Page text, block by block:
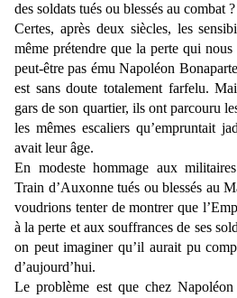
des soldats tués ou blessés au combat
Certes, après deux siècles, les
même prétendre que la perte qui nous
peut-être pas ému Napoléon
est sans doute totalement farfelu.
gars de son quartier, ils ont parcouru
les mêmes escaliers qu’empruntait
avait leur âge.
En modeste hommage aux
Train d’Auxonne tués ou blessés au
voudrions tenter de montrer que
à la perte et aux souffrances de ses
on peut imaginer qu’il aurait pu
d’aujourd’hui.
Le problème est que chez